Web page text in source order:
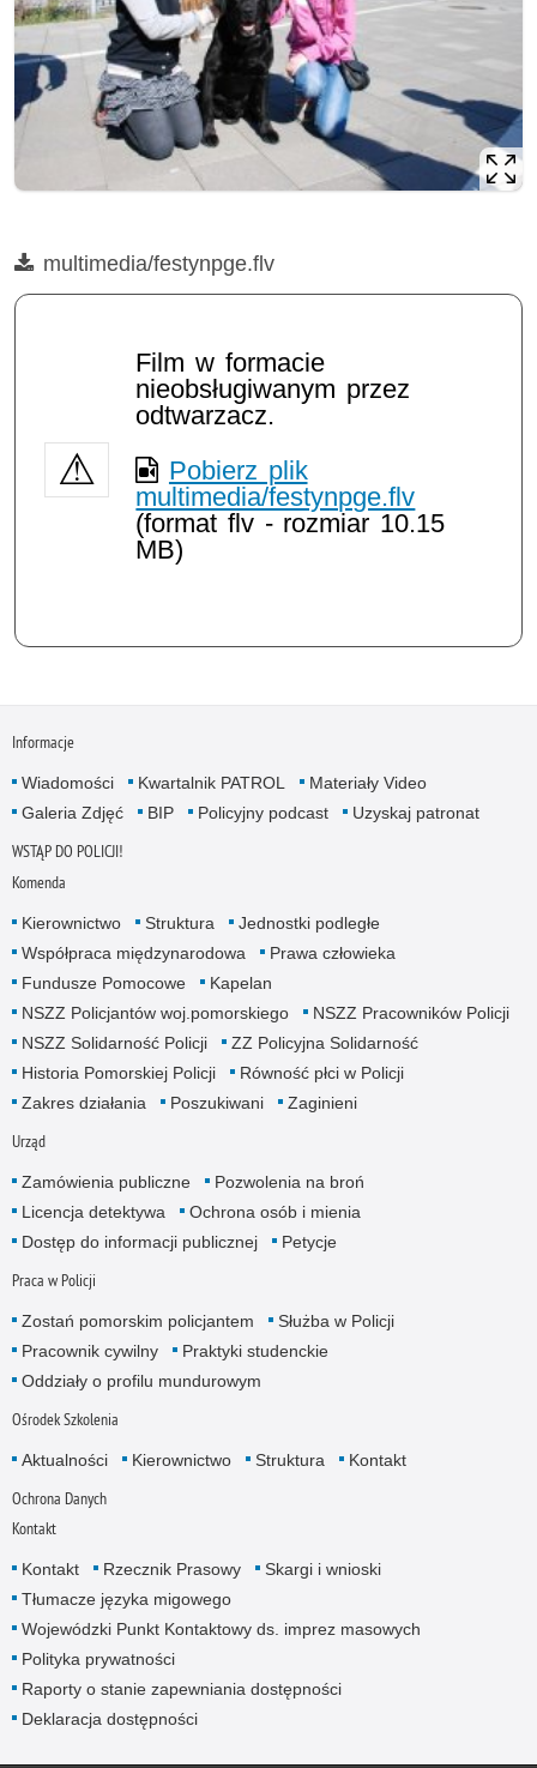
Film
multimedia/festynpge.flv
Opis filmu: multimedia/festynpge.flv
Film w formacie
nieobsługiwanym przez
odtwarzacz.
Pobierz plik
multimedia/festynpge.flv
(format flv - rozmiar 10.15
MB)
Informacje
Wiadomości Kwartalnik PATROL
Materiały Video
Galeria Zdjęć
BIP Policyjny podcast Uzyskaj patronat
WSTĄP DO POLICJI!
Komenda
Kierownictwo Struktura
Jednostki podległe
Współpraca międzynarodowa
Prawa człowieka
Fundusze Pomocowe
Kapelan
NSZZ Policjantów woj.pomorskiego
NSZZ Pracowników Policji
NSZZ Solidarność Policji
ZZ Policyjna Solidarność
Historia Pomorskiej Policji
Równość płci w Policji
Zakres działania
Poszukiwani Zaginieni
Urząd
Zamówienia publiczne
Pozwolenia na broń
Licencja detektywa
Ochrona osób i mienia
Dostęp do informacji publicznej
Petycje
Praca w Policji
Zostań pomorskim policjantem
Służba w Policji
Pracownik cywilny
Praktyki studenckie
Oddziały o profilu mundurowym
Ośrodek Szkolenia
Aktualności Kierownictwo Struktura Kontakt
Ochrona Danych
Kontakt
Kontakt Rzecznik Prasowy
Skargi i wnioski
Tłumacze języka migowego
Wojewódzki Punkt Kontaktowy ds. imprez masowych
Polityka prywatności
Raporty o stanie zapewniania dostępności
Deklaracja dostępności